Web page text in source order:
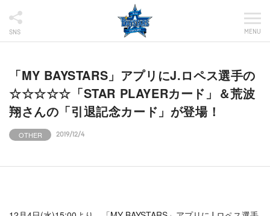
SNS MENU
「MY BAYSTARS」アプリにJ.ロペス選手の
☆☆☆☆☆「STAR PLAYERカード」＆荒波
翔さんの「引退記念カード」が登場！
OTHER 2019/12/4